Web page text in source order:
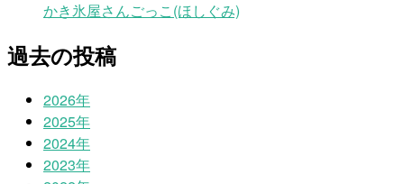
かき氷屋さんごっこ(ほしぐみ)
過去の投稿
2026年
2025年
2024年
2023年